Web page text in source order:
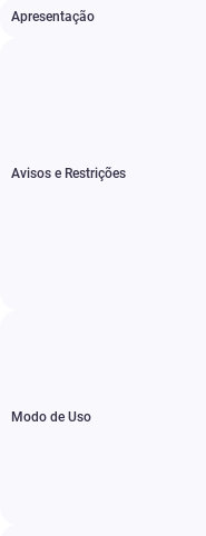
Apresentação
Avisos e Restrições
Modo de Uso